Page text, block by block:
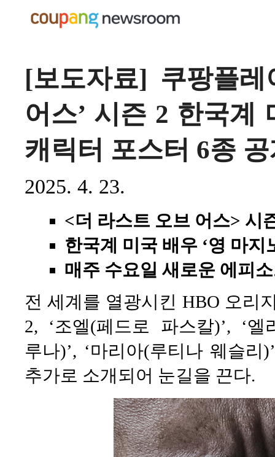
[보도자료] 쿠팡플
어스’ 시즌 2 한국계
캐릭터 포스터 6종
2025. 4. 23.
<더 라스트 오브 어스> 시
한국계 미국 배우 ‘영 마지
매주 수요일 새로운 에피
전 세계를 열광시킨 HBO 오리
2, ‘조엘(페드로 파스칼)’, ‘
루나)’, ‘마리아(루티나 웨슬
추가로 소개되어 눈길을 끈다.